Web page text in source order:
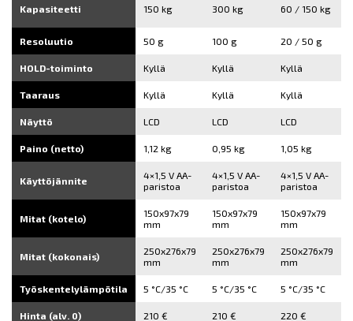
Kapasiteetti 150 kg 300 kg 60 / 150 kg
Resoluutio 50 g 100 g 20 / 50 g
HOLD-toiminto Kyllä Kyllä Kyllä
Taaraus Kyllä Kyllä Kyllä
Näyttö LCD LCD LCD
Paino (netto) 1,12 kg 0,95 kg 1,05 kg
Käyttöjännite
4×1,5 V AA-
paristoa
4×1,5 V AA-
paristoa
4×1,5 V AA-
paristoa
Mitat (kotelo)
150x97x79
mm
150x97x79
mm
150x97x79
mm
Mitat (kokonais)
250x276x79
mm
250x276x79
mm
250x276x79
mm
Työskentelylämpötila 5 °C/35 °C 5 °C/35 °C 5 °C/35 °C
Hinta (alv. 0) 210 € 210 € 220 €